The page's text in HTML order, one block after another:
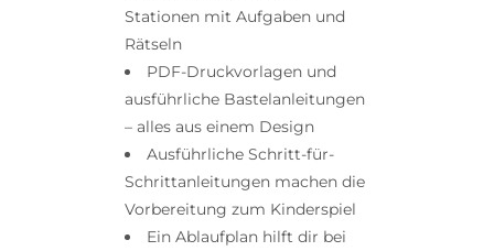
Stationen mit Aufgaben und
Rätseln
PDF-Druckvorlagen und
ausführliche Bastelanleitungen
– alles aus einem Design
Ausführliche Schritt-für-
Schrittanleitungen machen die
Vorbereitung zum Kinderspiel
Ein Ablaufplan hilft dir bei